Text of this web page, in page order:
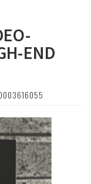
END